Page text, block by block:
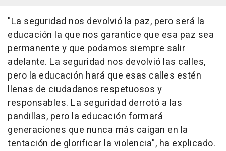
"La seguridad nos devolvió la paz, pero será la
educación la que nos garantice que esa paz sea
permanente y que podamos siempre salir
adelante. La seguridad nos devolvió las calles,
pero la educación hará que esas calles estén
llenas de ciudadanos respetuosos y
responsables. La seguridad derrotó a las
pandillas, pero la educación formará
generaciones que nunca más caigan en la
tentación de glorificar la violencia", ha explicado.